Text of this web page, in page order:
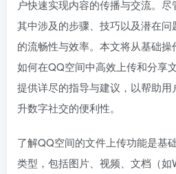
户快速实现内容的传播与交流。
其中涉及的步骤、技巧以及潜在
的流畅性与效率。本文将从基础
如何在QQ空间中高效上传和分享
提供详尽的指导与建议，以帮助
升数字社交的便利性。
了解QQ空间的文件上传功能是基
类型，包括图片、视频、文档（